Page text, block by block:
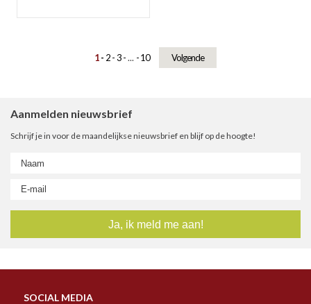
1 2 3 ... 10 Volgende
Aanmelden nieuwsbrief
Schrijf je in voor de maandelijkse nieuwsbrief en blijf op de hoogte!
SOCIAL MEDIA